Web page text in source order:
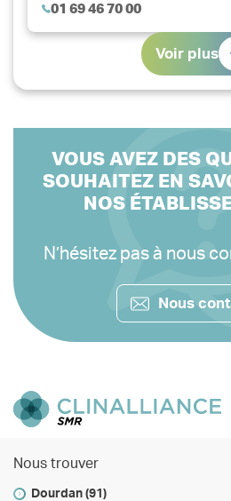
01 69 46 70 00
Voir plus
VOUS AVEZ DES
SOUHAITEZ EN
NOS
N’hésitez pas à nous
Nous
Nous trouver
Dourdan (91)